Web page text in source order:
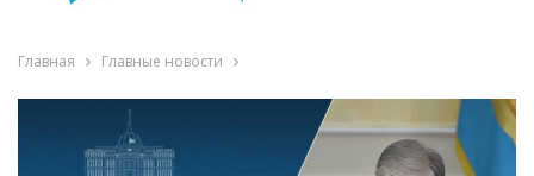
Главная Главные новости